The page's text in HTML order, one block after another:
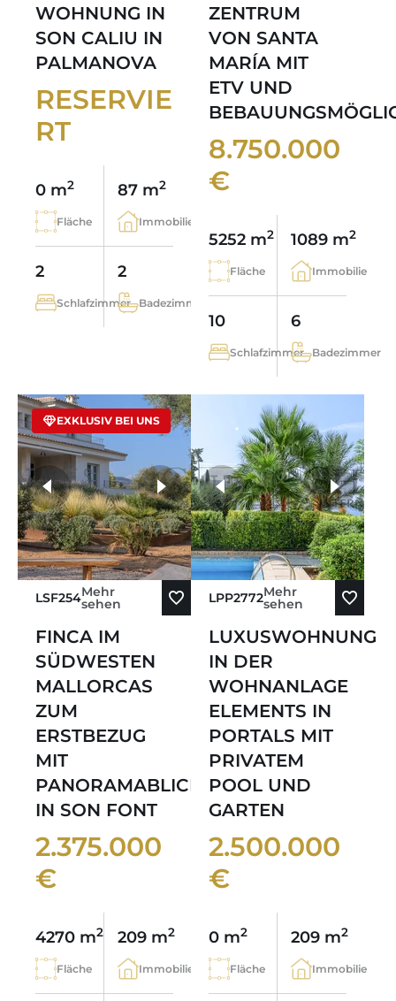
WOHNUNG IN
SON CALIU IN
PALMANOVA
RESERVIE
RT
0 m2
Fläche
87 m2
Immobilie
2
Schlafzimmer
2
Badezimmer
ZENTRUM
VON SANTA
MARÍA MIT
ETV UND
8.750.000
€
5252 m2
Fläche
1089 m2
Immobilie
10
Schlafzimmer
6
Badezimmer
LSF254Mehr
sehen
FINCA IM
SÜDWESTEN
MALLORCAS
ZUM
ERSTBEZUG
MIT
PANORAMABLICK
IN SON FONT
2.375.000
€
4270 m2
Fläche
209 m2
Immobilie
EXKLUSIV BEI UNS
weitere Fotos
LPP2772Mehr
sehen
LUXUSWOHNUNG
IN DER
WOHNANLAGE
ELEMENTS IN
PORTALS MIT
PRIVATEM
POOL UND
GARTEN
2.500.000
€
0 m2
Fläche
209 m2
Immobilie